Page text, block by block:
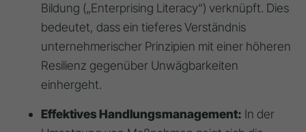
Bildung („Enterprising Literacy“) verknüpft. Dies
bedeutet, dass ein tieferes Verständnis
unternehmerischer Prinzipien mit einer höheren
Resilienz gegenüber Unwägbarkeiten
einhergeht.
Effektives Handlungsmanagement: In der